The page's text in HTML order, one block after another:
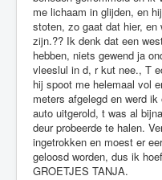
me lichaam in glijden, en
stoten, zo gaat dat hier, en
zijn.?? Ik denk dat een
hebben, niets gewend ja
vleeslul in d, r kut nee., T
hij spoot me helemaal vol
meters afgelegd en werd
auto uitgerold, t was al
deur probeerde te halen.
ingetrokken en moest er
geloosd worden, dus ik
GROETJES TANJA.